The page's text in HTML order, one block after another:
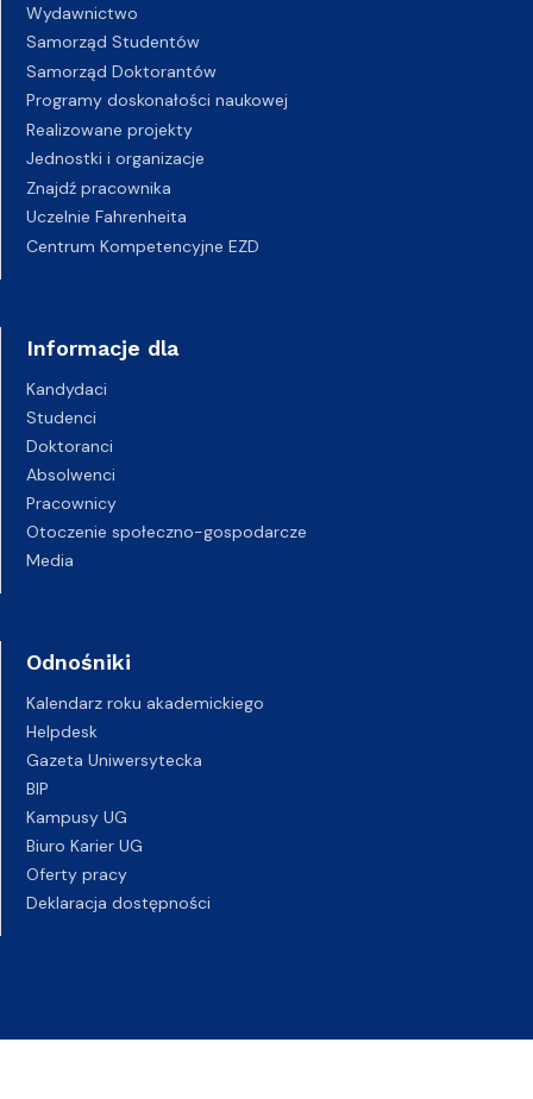
Wydawnictwo
Samorząd Studentów
Samorząd Doktorantów
Programy doskonałości naukowej
Realizowane projekty
Jednostki i organizacje
Znajdź pracownika
Uczelnie Fahrenheita
Centrum Kompetencyjne EZD
Informacje dla
Kandydaci
Studenci
Doktoranci
Absolwenci
Pracownicy
Otoczenie społeczno-gospodarcze
Media
Odnośniki
Kalendarz roku akademickiego
Helpdesk
Gazeta Uniwersytecka
BIP
Kampusy UG
Biuro Karier UG
Oferty pracy
Deklaracja dostępności